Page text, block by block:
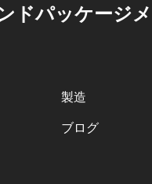
ドパッケージ
製造
ブログ